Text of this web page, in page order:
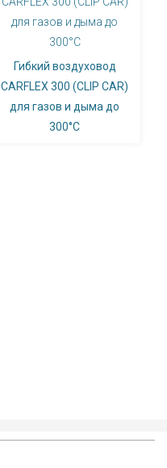
Гибкий воздуховод
CARFLEX 300 (CLIP CAR)
для газов и дыма до
300°С